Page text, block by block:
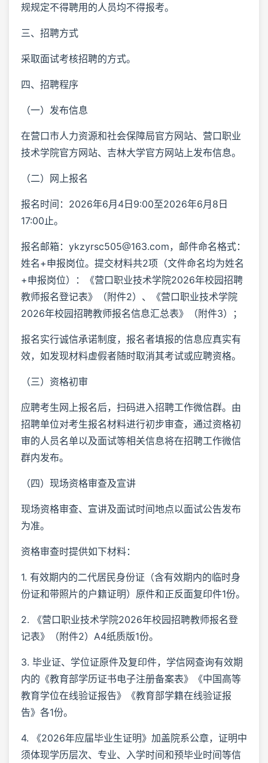
规规定不得聘用的人员均不得报考。
三、招聘方式
采取面试考核招聘的方式。
四、招聘程序
（一）发布信息
在营口市人力资源和社会保障局官方网站、营口职业
技术学院官方网站、吉林大学官方网站上发布信息。
（二）网上报名
报名时间：2026年6月4日9:00至2026年6月8日
17:00止。
报名邮箱：ykzyrsc505@163.com，邮件命名格式：
姓名+申报岗位。提交材料共2项（文件命名均为姓名
+申报岗位）：《营口职业技术学院2026年校园招聘
教师报名登记表》（附件2）、《营口职业技术学院
2026年校园招聘教师报名信息汇总表》（附件3）；
报名实行诚信承诺制度，报名者填报的信息应真实有
效，如发现材料虚假者随时取消其考试或应聘资格。
（三）资格初审
应聘考生网上报名后，扫码进入招聘工作微信群。由
招聘单位对考生报名材料进行初步审查，通过资格初
审的人员名单以及面试等相关信息将在招聘工作微信
群内发布。
（四）现场资格审查及宣讲
现场资格审查、宣讲及面试时间地点以面试公告发布
为准。
资格审查时提供如下材料：
1. 有效期内的二代居民身份证（含有效期内的临时身
份证和带照片的户籍证明）原件和正反面复印件1份。
2. 《营口职业技术学院2026年校园招聘教师报名登
记表》（附件2）A4纸质版1份。
3. 毕业证、学位证原件及复印件，学信网查询有效期
内的《教育部学历证书电子注册备案表》《中国高等
教育学位在线验证报告》《教育部学籍在线验证报
告》各1份。
4. 《2026年应届毕业生证明》加盖院系公章，证明中
须体现学历层次、专业、入学时间和预毕业时间等信